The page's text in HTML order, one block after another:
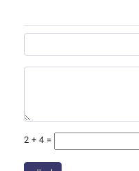
2 + 4 =